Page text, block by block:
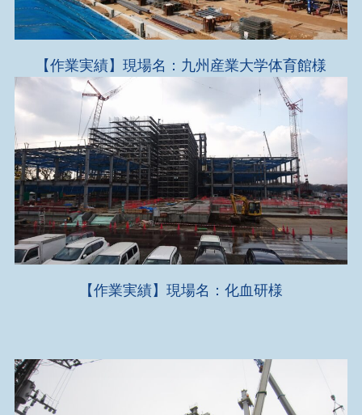
【作業実績】現場名：九州産業大学体育館様
【作業実績】現場名：化血研様